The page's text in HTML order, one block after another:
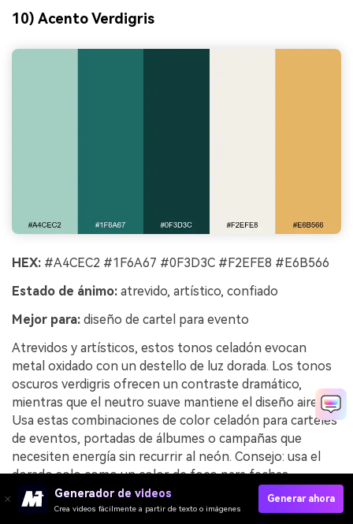
10) Acento Verdigris
HEX: #A4CEC2 #1F6A67 #0F3D3C #F2EFE8 #E6B566
Estado de ánimo: atrevido, artístico, confiado
Mejor para: diseño de cartel para evento
Atrevidos y artísticos, estos tonos celadón evocan
metal oxidado con un destello de luz dorada. Los tonos
oscuros verdigris ofrecen un contraste dramático,
mientras que el neutro suave mantiene el diseño aireado.
Usa estas combinaciones de color celadón para carteles
de eventos, portadas de álbumes o campañas que
necesiten energía sin recurrir al neón. Consejo: usa el
dorado solo como un color de foco para fechas,
entradas o iconos clave.
Generador de videos
Crea videos fácilmente a partir de texto o imágenes
Generar ahora